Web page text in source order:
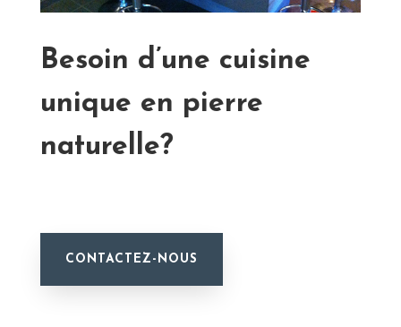
Besoin d’une cuisine
unique en pierre
naturelle?
CONTACTEZ-NOUS